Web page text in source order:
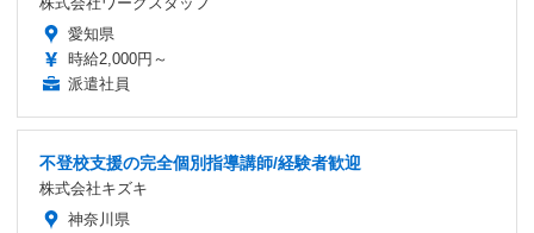
愛知県
時給2,000円～
派遣社員
不登校支援の完全個別指導講師/経験者歓迎
株式会社キズキ
神奈川県